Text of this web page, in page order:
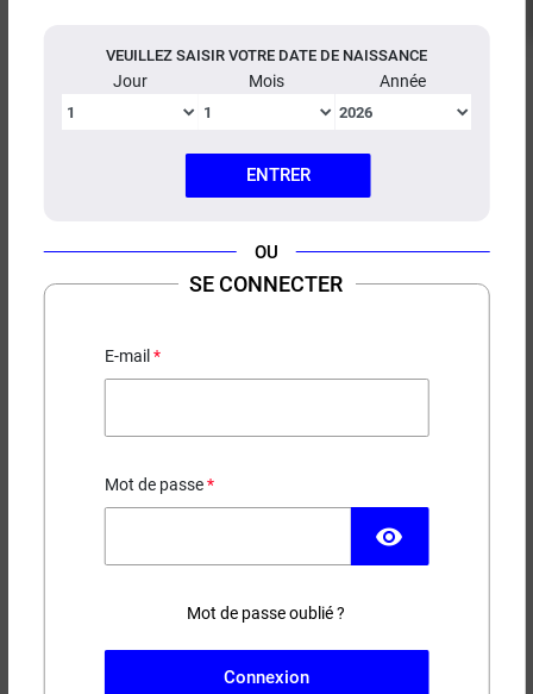
VEUILLEZ SAISIR VOTRE DATE DE NAISSANCE
Jour Mois Année
ENTRER
OU
SE CONNECTER
E-mail
Mot de passe
visibility
Mot de passe oublié ?
Connexion
KUMULUS VAPE
(235 avis)
0,50 €
AJOUTER AU PANIER
Livré chez vous le
Mardi 11 Août